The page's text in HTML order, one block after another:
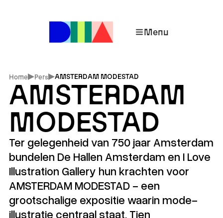
Menu
Home Pers AMSTERDAM MODESTAD
AMSTERDAM
MODESTAD
Ter gelegenheid van 750 jaar Amsterdam
bundelen De Hallen Amsterdam en I Love
Illustration Gallery hun krachten voor
AMSTERDAM MODESTAD - een
grootschalige expositie waarin mode-
illustratie centraal staat. Tien